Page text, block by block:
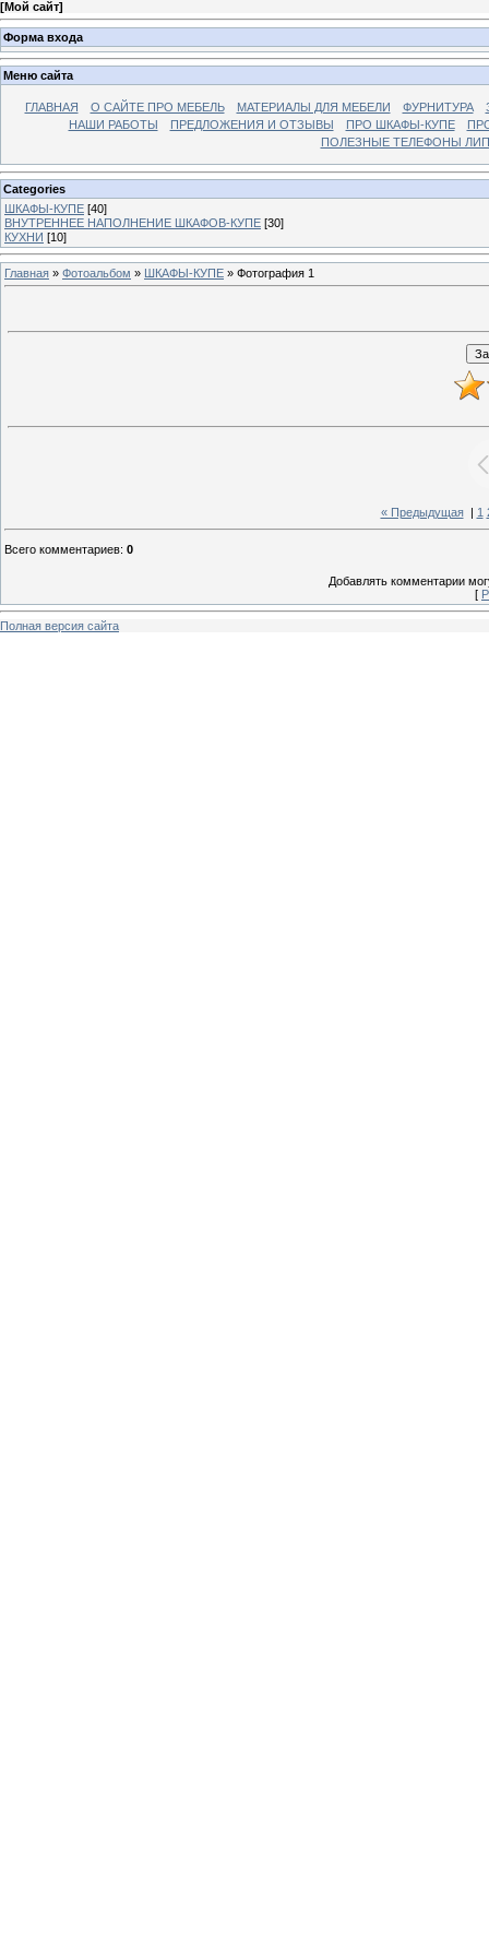
[Мой сайт]
Форма входа
Меню сайта
ГЛАВНАЯ О САЙТЕ ПРО МЕБЕЛЬ МАТЕРИАЛЫ ДЛЯ МЕБЕЛИ ФУРНИТУРА
НАШИ РАБОТЫ
ПРЕДЛОЖЕНИЯ И ОТЗЫВЫ ПРО ШКАФЫ-КУПЕ
ПОЛЕЗНЫЕ ТЕЛЕФОНЫ
Categories
ШКАФЫ-КУПЕ [40]
ВНУТРЕННЕЕ НАПОЛНЕНИЕ ШКАФОВ-КУПЕ [30]
КУХНИ [10]
Главная » Фотоальбом » ШКАФЫ-КУПЕ » Фотография 1
« Предыдущая| 1
Всего комментариев: 0
Добавлять комментарии
[
Полная версия сайта